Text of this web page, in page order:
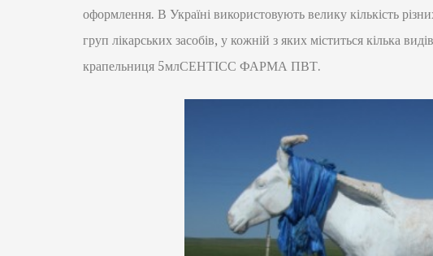
оформлення. В Україні використовують велику кількість
груп лікарських засобів, у кожній з яких міститься кілька
крапельниця 5млСЕНТІСС ФАРМА ПВТ.